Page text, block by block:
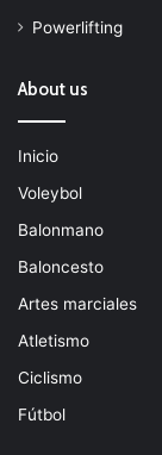
Powerlifting
About us
Inicio
Voleybol
Balonmano
Baloncesto
Artes marciales
Atletismo
Ciclismo
Fútbol